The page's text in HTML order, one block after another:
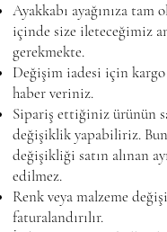
Ayakkabı ayağınıza tam
içinde size ileteceğimiz
gerekmekte.
Değişim iadesi için
haber veriniz.
Sipariş ettiğiniz ürünün
değişiklik yapabiliriz.
değişikliği satın alınan
edilmez.
Renk veya malzeme
faturalandırılır.